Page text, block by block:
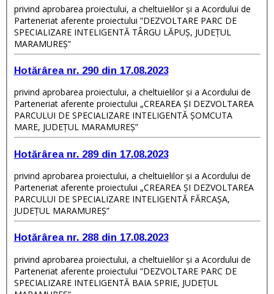
privind aprobarea proiectului, a cheltuielilor și a Acordului de
Parteneriat aferente proiectului ”DEZVOLTARE PARC DE
SPECIALIZARE INTELIGENTĂ TÂRGU LĂPUȘ, JUDEȚUL
MARAMUREȘ”
Hotărârea nr. 290 din 17.08.2023
privind aprobarea proiectului, a cheltuielilor și a Acordului de
Parteneriat aferente proiectului „CREAREA ȘI DEZVOLTAREA
PARCULUI DE SPECIALIZARE INTELIGENTĂ ȘOMCUTA
MARE, JUDEȚUL MARAMUREȘ”
Hotărârea nr. 289 din 17.08.2023
privind aprobarea proiectului, a cheltuielilor și a Acordului de
Parteneriat aferente proiectului „CREAREA ȘI DEZVOLTAREA
PARCULUI DE SPECIALIZARE INTELIGENTĂ FĂRCAȘA,
JUDEȚUL MARAMUREȘ”
Hotărârea nr. 288 din 17.08.2023
privind aprobarea proiectului, a cheltuielilor și a Acordului de
Parteneriat aferente proiectului ”DEZVOLTARE PARC DE
SPECIALIZARE INTELIGENTĂ BAIA SPRIE, JUDEȚUL